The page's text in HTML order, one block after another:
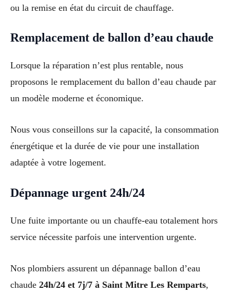
ou la remise en état du circuit de chauffage.
Remplacement de ballon d’eau chaude
Lorsque la réparation n’est plus rentable, nous
proposons le remplacement du ballon d’eau chaude par
un modèle moderne et économique.
Nous vous conseillons sur la capacité, la consommation
énergétique et la durée de vie pour une installation
adaptée à votre logement.
Dépannage urgent 24h/24
Une fuite importante ou un chauffe-eau totalement hors
service nécessite parfois une intervention urgente.
Nos plombiers assurent un dépannage ballon d’eau
chaude 24h/24 et 7j/7 à Saint Mitre Les Remparts,